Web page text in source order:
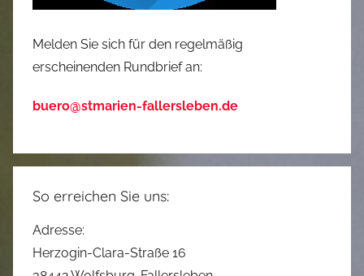
Melden Sie sich für den regelmäßig
erscheinenden Rundbrief an:
buero@stmarien-fallersleben.de
So erreichen Sie uns:
Adresse:
Herzogin-Clara-Straße 16